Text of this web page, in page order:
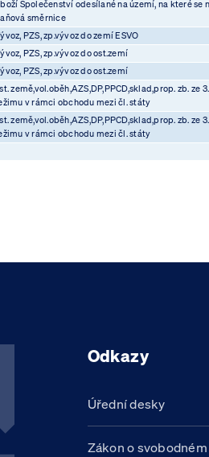
Společenství odesílané na území, na které se
směrnice
PZS, zp.vývoz do zemí ESVO
PZS, zp.vývoz do ost.zemí
PZS, zp.vývoz do ost.zemí
země,vol.oběh,AZS,DP,PPCD,sklad,prop. zb. ze
v rámci obchodu mezi čl. státy
země,vol.oběh,AZS,DP,PPCD,sklad,prop. zb. ze
v rámci obchodu mezi čl. státy
Odkazy
Úřední desky
Zákon o